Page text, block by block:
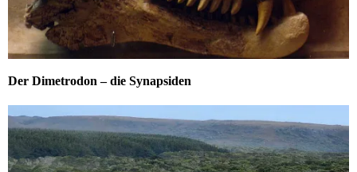
Der Dimetrodon – die Synapsiden